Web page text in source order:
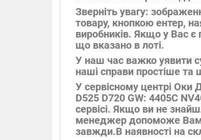
Зверніть увагу:
товару, кнопкою ентер,
виробників. Якщо у Вас є
що вказано в лоті.
У наш час важко уявити
наші справи простіше та
У сервісному центрі Оки
D525 D720 GW: 4405C
сервісі. Якщо ви не
менеджер допоможе Вам
завжди.В наявності на